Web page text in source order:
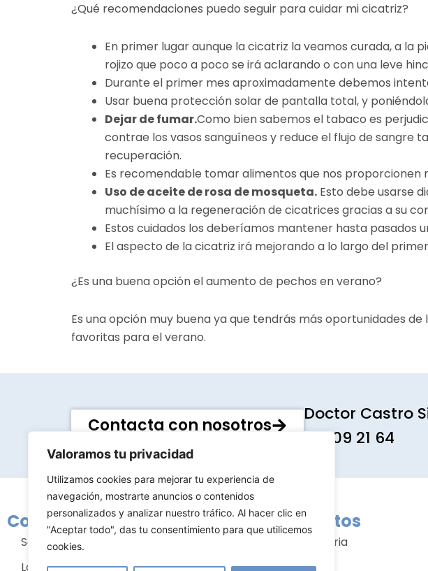
Valoramos tu privacidad
Utilizamos cookies para mejorar tu experiencia de
navegación, mostrarte anuncios o contenidos
personalizados y analizar nuestro tráfico. Al hacer clic en
"Aceptar todo", das tu consentimiento para que utilicemos
cookies.
¿Qué recomendaciones puedo seguir para cuidar mi cicatriz?
En primer lugar aunque la cicatriz la veamos curada, a la
rojizo que poco a poco se irá aclarando o con una leve
Durante el primer mes aproximadamente debemos
Usar buena protección solar de pantalla total, y
Dejar de fumar.Como bien sabemos el tabaco es
contrae los vasos sanguíneos y reduce el flujo de sangre
recuperación.
Es recomendable tomar alimentos que nos proporcionen
Uso de aceite de rosa de mosqueta. Esto debe usarse
muchísimo a la regeneración de cicatrices gracias a su
Estos cuidados los deberíamos mantener hasta pasados
El aspecto de la cicatriz irá mejorando a lo largo del
¿Es una buena opción el aumento de pechos en verano?
Es una opción muy buena ya que tendrás más oportunidades
favoritas para el verano.
Contacta con nosotros
Doctor Castro
91 309 21 64
Conócenos
Sobre nosotros
La clínica
Tratamientos
Cirugía mamaria
Cirugía facial